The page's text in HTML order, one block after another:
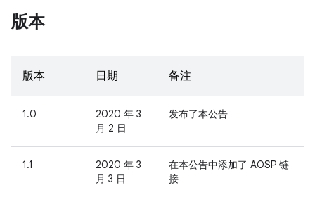
版本
版本 日期 备注
1.0
2020 年 3
月 2 日
发布了本公告
1.1
2020 年 3
月 3 日
在本公告中添加了 AOSP 链
接